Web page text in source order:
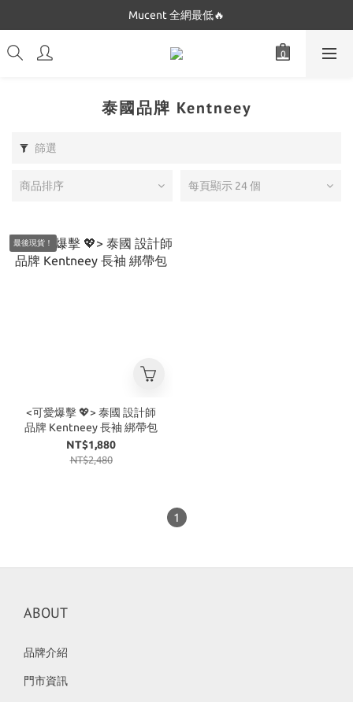
Dickies 最低只要$5XX!!
Mucent 全網最低🔥
Dickies 最低只要$5XX!!
泰國品牌 Kentneey
篩選
商品排序 每頁顯示 24 個
最後現貨！
<可愛爆擊 💖> 泰國 設計師
品牌 Kentneey 長袖 綁帶包
NT$1,880
NT$2,480
1
ABOUT
品牌介紹
門市資訊